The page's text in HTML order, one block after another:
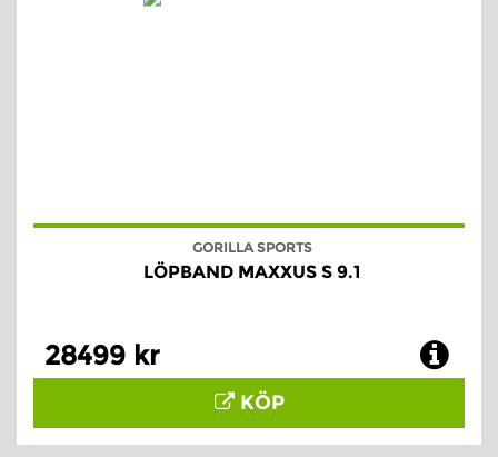
GORILLA SPORTS
LÖPBAND MAXXUS S 9.1
28499 kr
KÖP